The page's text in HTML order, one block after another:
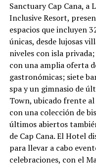
Sanctuary Cap Cana,
Inclusive Resort,
espacios que incluyen
únicas, desde lujosas
niveles con isla
con una amplia oferta
gastronómicas; siete
spa y un gimnasio de
Town, ubicado frente
con una colección de
últimos abiertos
de Cap Cana.El Hotel
para llevar a cabo
celebraciones, con el